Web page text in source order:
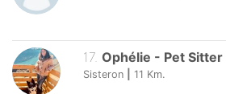
17. Ophélie - Pet Sitter
Sisteron 11 Km.